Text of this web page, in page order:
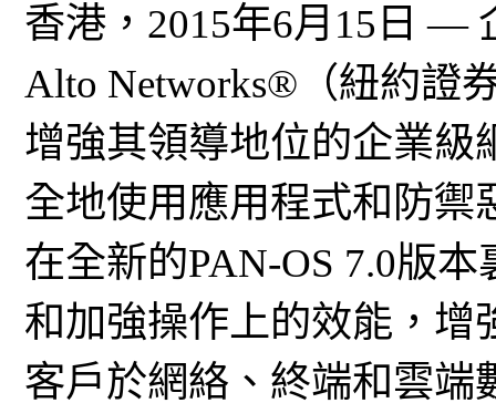
香港，2015年6月15日 —
Alto Networks®（紐約證
增強其領導地位的企業級
全地使用應用程式和防禦
在全新的PAN-OS 7.0版
和加強操作上的效能，增
客戶於網絡、終端和雲端